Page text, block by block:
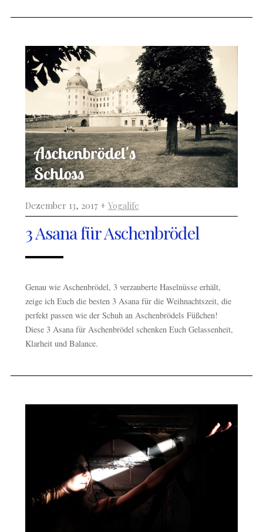
Dezember 13, 2017 + Yogalife
3 Asana für Aschenbrödel
Genau wie Aschenbrödel, 3 verzauberte Haselnüsse erhält,
zeige ich Euch die besten 3 Asana für die Weihnachtszeit, die
perfekt passen wie der Schuh an Aschenbrödels Füßchen!
Diese 3 Asana für Aschenbrödel schenken Euch Gelassenheit,
Klarheit und Balance.